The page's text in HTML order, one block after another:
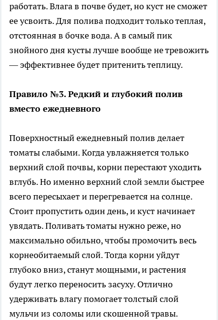
работать. Влага в почве будет, но куст не сможет
ее усвоить. Для полива подходит только теплая,
отстоянная в бочке вода. А в самый пик
знойного дня кусты лучше вообще не тревожить
— эффективнее будет притенить теплицу.
Правило №3. Редкий и глубокий полив
вместо ежедневного
Поверхностный ежедневный полив делает
томаты слабыми. Когда увлажняется только
верхний слой почвы, корни перестают уходить
вглубь. Но именно верхний слой земли быстрее
всего пересыхает и перегревается на солнце.
Стоит пропустить один день, и куст начинает
увядать. Поливать томаты нужно реже, но
максимально обильно, чтобы промочить весь
корнеобитаемый слой. Тогда корни уйдут
глубоко вниз, станут мощными, и растения
будут легко переносить засуху. Отлично
удерживать влагу помогает толстый слой
мульчи из соломы или скошенной травы.